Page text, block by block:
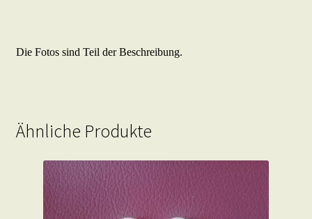
Die Fotos sind Teil der Beschreibung.
Ähnliche Produkte